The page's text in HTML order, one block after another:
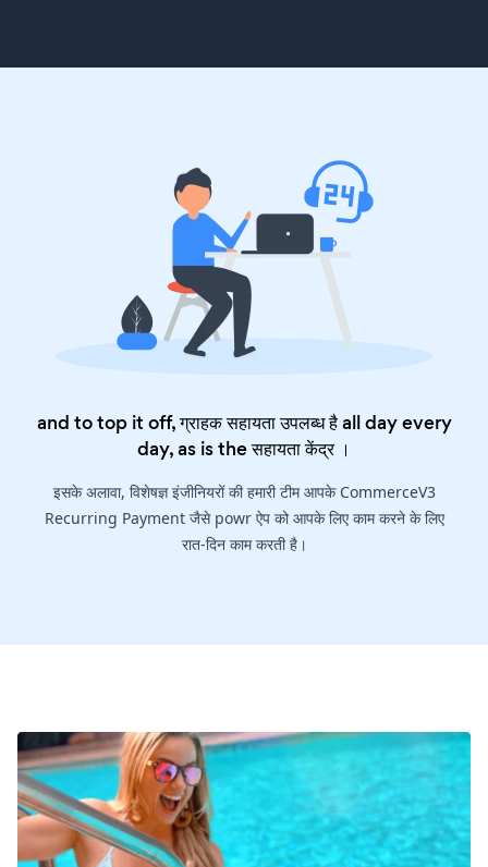
and to top it off, ग्राहक सहायता उपलब्ध है all day every
day, as is theसहायता केंद्र।
इसके अलावा, विशेषज्ञ इंजीनियरों की हमारी टीम आपके CommerceV3
Recurring Payment जैसे powr ऐप को आपके लिए काम करने के लिए
रात-दिन काम करती है।